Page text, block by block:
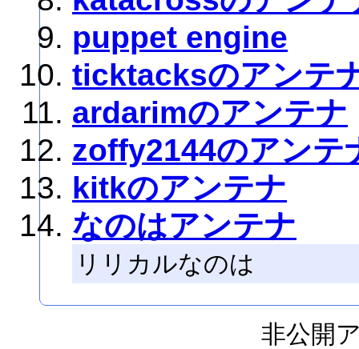
puppet engine
ticktacksのアンテ
ardarimのアンテナ
zoffy2144のアンテ
kitkのアンテナ
なのはアンテナ
リリカルなのは
非公開